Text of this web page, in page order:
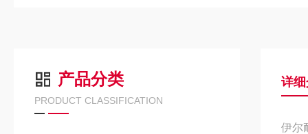
产品分类
PRODUCT CLASSIFICATION
详
伊尔